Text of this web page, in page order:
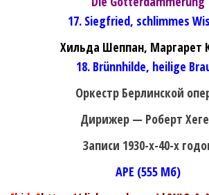
17. Siegfried, schlimmes
Хильда Шеппан, Маргарет
18. Brünnhilde, heilige
Оркестр Берлинской
Дирижер — Роберт
Записи 1930-х-40-х
APE (555 Мб)